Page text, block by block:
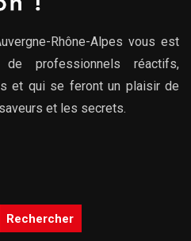
Rhône-Alpes vous est
professionnels réactifs,
et qui se feront un plaisir de
et les secrets.
Rechercher